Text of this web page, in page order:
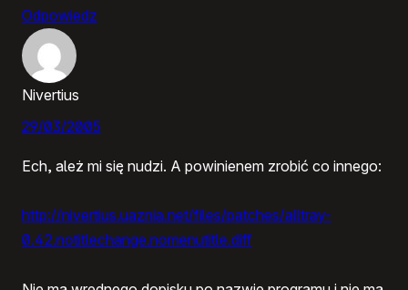
Odpowiedz
Nivertius
29/03/2005
Ech, ależ mi się nudzi. A powinienem zrobić co innego:
http://nivertius.uaznia.net/files/patches/alltray-
0.42.notitlechange.nomenutitle.diff